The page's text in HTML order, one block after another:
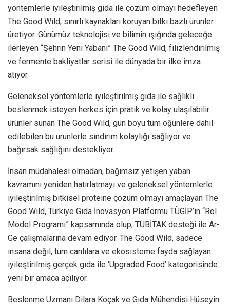
yöntemlerle iyileştirilmiş gıda ile çözüm olmayı hedefleyen
The Good Wild, sınırlı kaynakları koruyan bitki bazlı ürünler
üretiyor. Günümüz teknolojisi ve bilimin ışığında geleceğe
ilerleyen “Şehrin Yeni Yabanı” The Good Wild, filizlendirilmiş
ve fermente bakliyatlar serisi ile dünyada bir ilke imza
atıyor.
Geleneksel yöntemlerle iyileştirilmiş gıda ile sağlıklı
beslenmek isteyen herkes için pratik ve kolay ulaşılabilir
ürünler sunan The Good Wild, gün boyu tüm öğünlere dahil
edilebilen bu ürünlerle sindirim kolaylığı sağlıyor ve
bağırsak sağlığını destekliyor.
İnsan müdahalesi olmadan, bağımsız yetişen yaban
kavramını yeniden hatırlatmayı ve geleneksel yöntemlerle
iyileştirilmiş bitkisel proteine çözüm olmayı amaçlayan The
Good Wild, Türkiye Gıda İnovasyon Platformu TÜGİP’in “Rol
Model Programı” kapsamında olup, TÜBİTAK desteği ile Ar-
Ge çalışmalarına devam ediyor. The Good Wild, sadece
insana değil, tüm canlılara ve ekosisteme fayda sağlayan
iyileştirilmiş gerçek gıda ile ‘Upgraded Food’ kategorisinde
yeni bir amaca açılıyor.
Beslenme Uzmanı Dilara Koçak ve Gıda Mühendisi Hüseyin